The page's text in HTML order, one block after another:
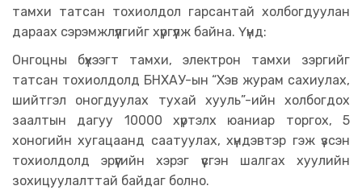
тамхи татсан тохиолдол гарсантай холбогдуулан
дараах сэрэмжлүүлгийг хүргүүлж байна. Үүнд:
Онгоцны бүхээгт тамхи, электрон тамхи зэргийг
татсан тохиолдолд БНХАУ-ын “Хэв журам сахиулах,
шийтгэл оногдуулах тухай хууль”-ийн холбогдох
заалтын дагуу 10000 хүртэлх юаниар торгох, 5
хоногийн хугацаанд саатуулах, хүндэвтэр гэж үзсэн
тохиолдолд эрүүгийн хэрэг үүсгэн шалгах хуулийн
зохицуулалттай байдаг болно.